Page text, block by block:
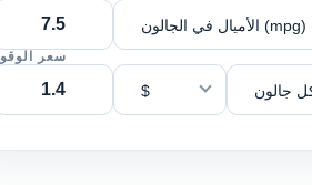
الأميال في الجالون (mpg)
سعر
$ جالون